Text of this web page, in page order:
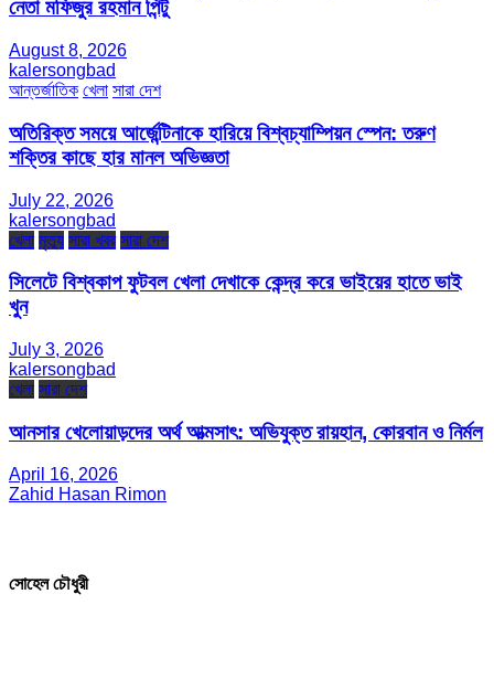
নেতা মফিজুর রহমান পিন্টু
August 8, 2026
kalersongbad
আন্তর্জাতিক খেলা সারা দেশ
অতিরিক্ত সময়ে আর্জেন্টিনাকে হারিয়ে বিশ্বচ্যাম্পিয়ন স্পেন: তরুণ
শক্তির কাছে হার মানল অভিজ্ঞতা
July 22, 2026
kalersongbad
খেলা মৃত্যু সারা খবর সারা দেশ
সিলেটে বিশ্বকাপ ফুটবল খেলা দেখাকে কেন্দ্র করে ভাইয়ের হাতে ভাই
খুন
July 3, 2026
kalersongbad
খেলা সারা দেশ
আনসার খেলোয়াড়দের অর্থ আত্মসাৎ: অভিযুক্ত রায়হান, কোরবান ও নির্মল
April 16, 2026
Zahid Hasan Rimon
সোহেল চৌধুরী